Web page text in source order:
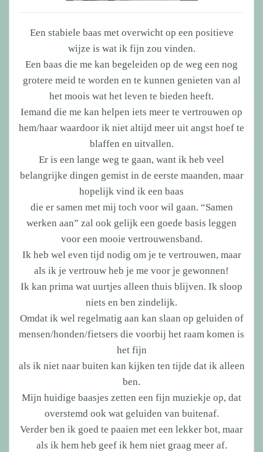
Een stabiele baas met overwicht op een positieve
wijze is wat ik fijn zou vinden.
Een baas die me kan begeleiden op de weg een nog
grotere meid te worden en te kunnen genieten van al
het moois wat het leven te bieden heeft.
Iemand die me kan helpen iets meer te vertrouwen op
hem/haar waardoor ik niet altijd meer uit angst hoef te
blaffen en uitvallen.
Er is een lange weg te gaan, want ik heb veel
belangrijke dingen gemist in de eerste maanden, maar
hopelijk vind ik een baas
die er samen met mij toch voor wil gaan. “Samen
werken aan” zal ook gelijk een goede basis leggen
voor een mooie vertrouwensband.
Ik heb wel even tijd nodig om je te vertrouwen, maar
als ik je vertrouw heb je me voor je gewonnen!
Ik kan prima wat uurtjes alleen thuis blijven. Ik sloop
niets en ben zindelijk.
Omdat ik wel regelmatig aan kan slaan op geluiden of
mensen/honden/fietsers die voorbij het raam komen is
het fijn
als ik niet naar buiten kan kijken ten tijde dat ik alleen
ben.
Mijn huidige baasjes zetten een fijn muziekje op, dat
overstemd ook wat geluiden van buitenaf.
Verder ben ik goed te paaien met een lekker bot, maar
als ik hem heb geef ik hem niet graag meer af.